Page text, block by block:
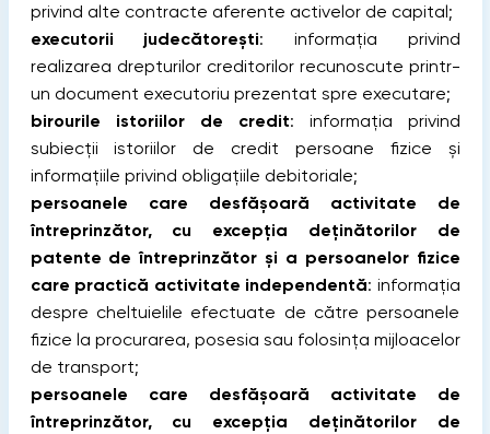
privind alte contracte aferente activelor de capital;
executorii judecătorești: informația privind
realizarea drepturilor creditorilor recunoscute printr-
un document executoriu prezentat spre executare;
birourile istoriilor de credit: informația privind
subiecții istoriilor de credit persoane fizice și
informațiile privind obligațiile debitoriale;
persoanele care desfășoară activitate de
întreprinzător, cu excepția deținătorilor de
patente de întreprinzător și a persoanelor fizice
care practică activitate independentă: informația
despre cheltuielile efectuate de către persoanele
fizice la procurarea, posesia sau folosința mijloacelor
de transport;
persoanele care desfășoară activitate de
întreprinzător, cu excepția deținătorilor de